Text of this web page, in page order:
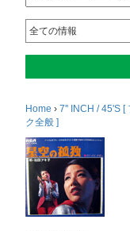
Home ›7'' INCH / 45'S [
ク全般 ]